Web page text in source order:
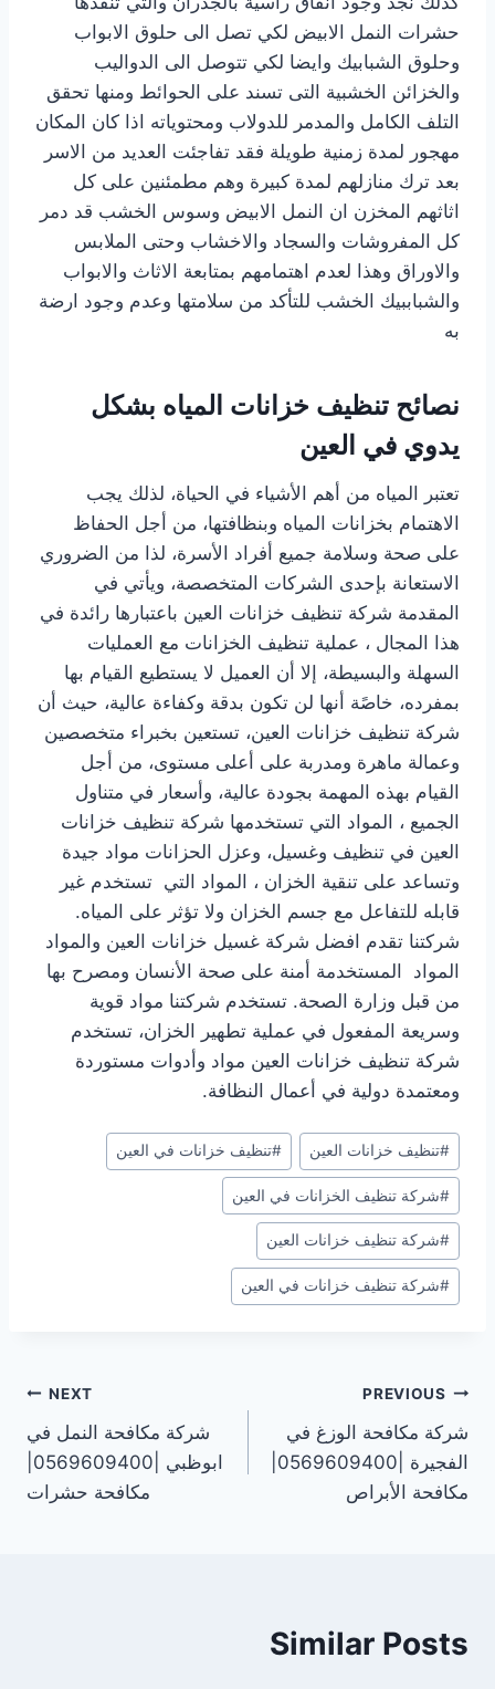
حشرات النمل الابيض لكي تصل الى حلوق الابواب
وحلوق الشبابيك وايضا لكي تتوصل الى الدواليب
والخزائن الخشبية التى تسند على الحوائط ومنها تحقق
التلف الكامل والمدمر للدولاب ومحتوياته اذا كان المكان
مهجور لمدة زمنية طويلة فقد تفاجئت العديد من الاسر
بعد ترك منازلهم لمدة كبيرة وهم مطمئنين على كل
اثاثهم المخزن ان النمل الابيض وسوس الخشب قد دمر
كل المفروشات والسجاد والاخشاب وحتى الملابس
والاوراق وهذا لعدم اهتمامهم بمتابعة الاثاث والابواب
والشباببيك الخشب للتأكد من سلامتها وعدم وجود ارضة
به
نصائح تنظيف خزانات المياه بشكل
يدوي في العين
تعتبر المياه من أهم الأشياء في الحياة، لذلك يجب
الاهتمام بخزانات المياه وبنظافتها، من أجل الحفاظ
على صحة وسلامة جميع أفراد الأسرة، لذا من الضروري
الاستعانة بإحدى الشركات المتخصصة، ويأتي في
المقدمة شركة تنظيف خزانات العين باعتبارها رائدة في
هذا المجال ، عملية تنظيف الخزانات مع العمليات
السهلة والبسيطة، إلا أن العميل لا يستطيع القيام بها
بمفرده، خاصًة أنها لن تكون بدقة وكفاءة عالية، حيث أن
شركة تنظيف خزانات العين، تستعين بخبراء متخصصين
وعمالة ماهرة ومدربة على أعلى مستوى، من أجل
القيام بهذه المهمة بجودة عالية، وأسعار في متناول
الجميع ، المواد التي تستخدمها شركة تنظيف خزانات
العين في تنظيف وغسيل، وعزل الحزانات مواد جيدة
وتساعد على تنقية الخزان ، المواد التي تستخدم غير
قابله للتفاعل مع جسم الخزان ولا تؤثر على المياه.
شركتنا تقدم افضل شركة غسيل خزانات العين والمواد
المواد المستخدمة أمنة على صحة الأنسان ومصرح بها
من قبل وزارة الصحة. تستخدم شركتنا مواد قوية
وسريعة المفعول في عملية تطهير الخزان، تستخدم
شركة تنظيف خزانات العين مواد وأدوات مستوردة
ومعتمدة دولية في أعمال النظافة.
Post
Tags:
#تنظيف خزانات العين #تنظيف خزانات في العين
#شركة تنظيف الخزانات في العين
#شركة تنظيف خزانات العين
#شركة تنظيف خزانات في العين
تصفّح
المقالات
PREVIOUS
شركة مكافحة الوزغ في
مكافحة الأبراص
NEXT
شركة مكافحة النمل في
مكافحة حشرات
Similar Posts